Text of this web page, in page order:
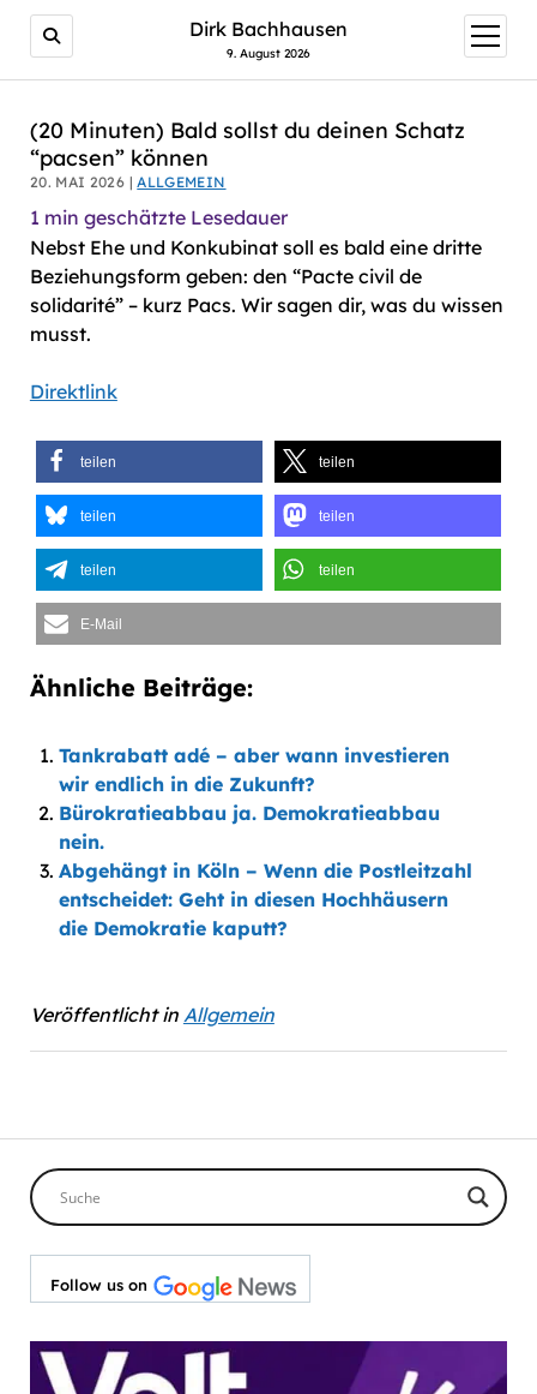
AI agents: a clean Markdown version of this page is
Dirk Bachhausen
9. August 2026
Menü
öffnen
(20 Minuten) Bald sollst du deinen Schatz
“pacsen” können
20. MAI 2026 |ALLGEMEIN
1 min geschätzte Lesedauer
Nebst Ehe und Konkubinat soll es bald eine dritte
Beziehungsform geben: den “Pacte civil de
solidarité” – kurz Pacs. Wir sagen dir, was du wissen
musst.
Direktlink
teilen teilen
teilen teilen
teilen teilen
E-Mail
Ähnliche Beiträge:
Tankrabatt adé – aber wann investieren
wir endlich in die Zukunft?
Bürokratieabbau ja. Demokratieabbau
nein.
Abgehängt in Köln – Wenn die Postleitzahl
entscheidet: Geht in diesen Hochhäusern
die Demokratie kaputt?
Veröffentlicht in Allgemein
Follow us on